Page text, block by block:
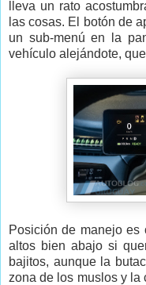
lleva un rato
las cosas. El botón de
un sub-menú en la
vehículo alejándote,
Posición de manejo es
altos bien abajo si
bajitos, aunque la
zona de los muslos y